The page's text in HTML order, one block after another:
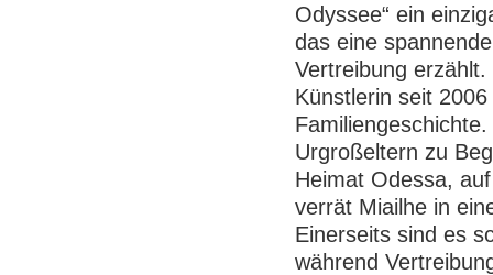
Odyssee“ ein
das eine
Vertreibung
Künstlerin seit
Urgroßeltern zu
Heimat Odessa,
verrät Miailhe in
Einerseits sind es
während